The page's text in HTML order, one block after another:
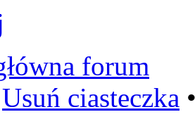
forum
Usuń ciasteczka